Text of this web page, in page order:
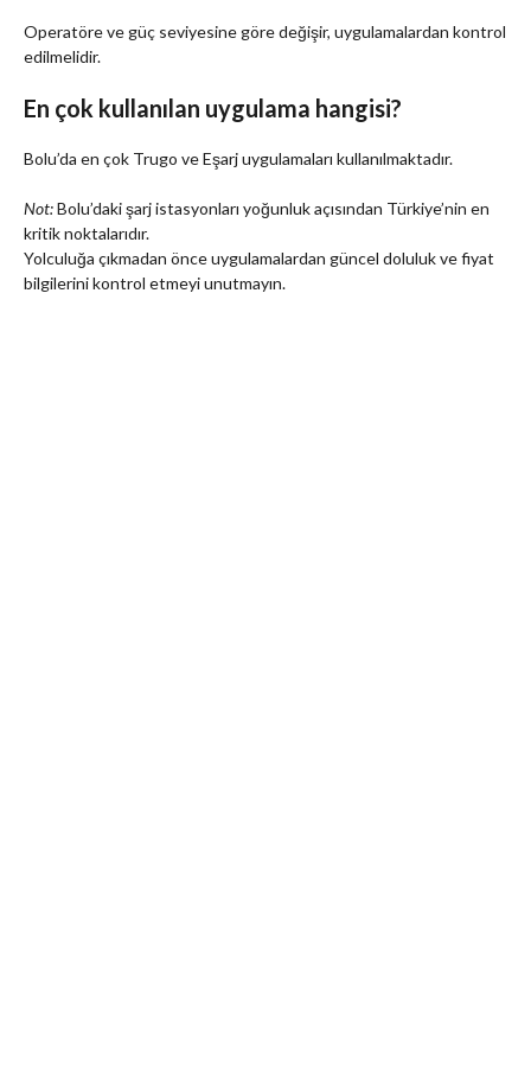
Operatöre ve güç seviyesine göre değişir, uygulamalardan kontrol
edilmelidir.
En çok kullanılan uygulama hangisi?
Bolu’da en çok Trugo ve Eşarj uygulamaları kullanılmaktadır.
Not:Bolu’daki şarj istasyonları yoğunluk açısından Türkiye’nin en
kritik noktalarıdır.
Yolculuğa çıkmadan önce uygulamalardan güncel doluluk ve fiyat
bilgilerini kontrol etmeyi unutmayın.